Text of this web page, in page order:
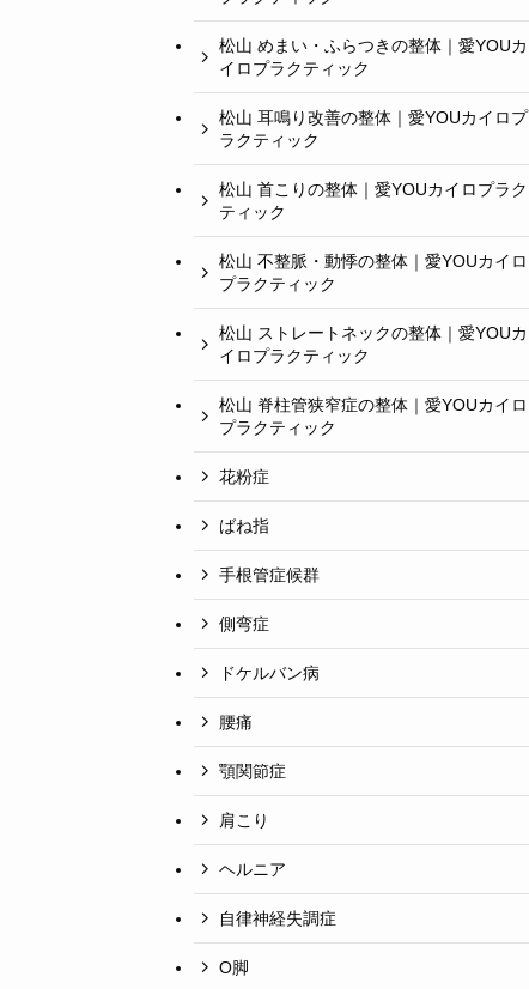
松山 めまい・ふらつきの整体｜愛YOUカ
イロプラクティック
松山 耳鳴り改善の整体｜愛YOUカイロプ
ラクティック
松山 首こりの整体｜愛YOUカイロプラク
ティック
松山 不整脈・動悸の整体｜愛YOUカイロ
プラクティック
松山 ストレートネックの整体｜愛YOUカ
イロプラクティック
松山 脊柱管狭窄症の整体｜愛YOUカイロ
プラクティック
花粉症
ばね指
手根管症候群
側弯症
ドケルバン病
腰痛
顎関節症
肩こり
ヘルニア
自律神経失調症
O脚